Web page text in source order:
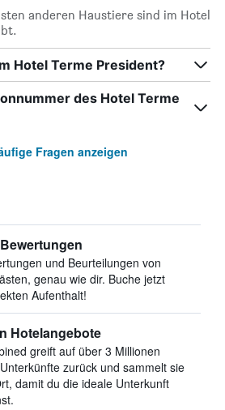
anderen Haustiere sind im Hotel
Hotel Terme President?
des Hotel Terme
Fragen anzeigen
und Beurteilungen von
genau wie dir. Buche jetzt
Aufenthalt!
Hotelangebote
greift auf über 3 Millionen
zurück und sammelt sie
damit du die ideale Unterkunft